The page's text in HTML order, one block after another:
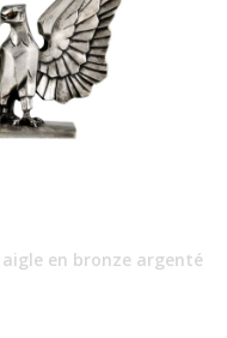
aigle en bronze argenté